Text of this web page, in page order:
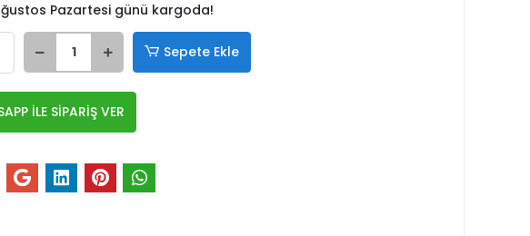
Pazartesi günü kargoda!
Sepete Ekle
İLE SİPARİŞ VER